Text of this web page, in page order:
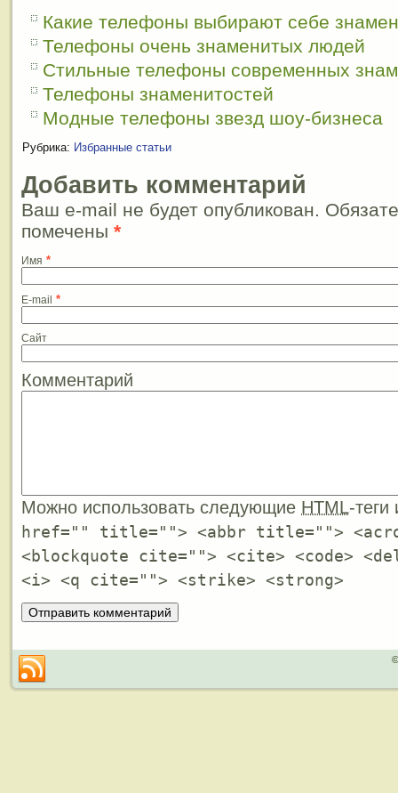
Какие телефоны выбирают себе
Телефоны очень знаменитых людей
Стильные телефоны современных
Телефоны знаменитостей
Модные телефоны звезд шоу-бизнеса
Рубрика: Избранные статьи
Добавить комментарий
Ваш e-mail не будет опубликован.
помечены *
Имя *
E-mail *
Сайт
Комментарий
Можно использовать следующие HTML-
href="" title=""> <abbr title="">
<blockquote cite=""> <cite> <code>
<i> <q cite=""> <strike> <strong>